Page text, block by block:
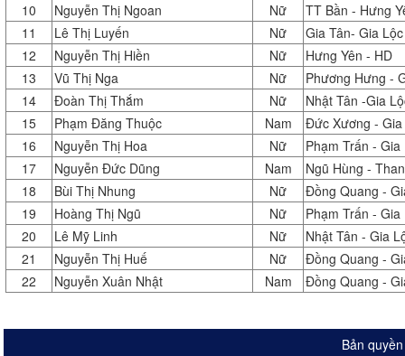
10
Nguyễn Thị Ngoan Nữ
TT Bần - Hưng
11
Lê Thị Luyến Nữ
Gia Tân- Gia
12
Nguyễn Thị Hiền Nữ
Hưng Yên - HD
13
Vũ Thị Nga Nữ
Phương Hưng -
14
Đoàn Thị Thắm Nữ
Nhật Tân -Gia
15
Phạm Đăng Thuộc Nam
Đức Xương -
16
Nguyễn Thị Hoa Nữ
Phạm Trấn -
17
Nguyễn Đức Dũng Nam
Ngũ Hùng -
18
Bùi Thị Nhung Nữ
Đồng Quang -
19
Hoàng Thị Ngũ Nữ
Phạm Trấn -
20
Lê Mỹ Linh Nữ
Nhật Tân - Gia
21
Nguyễn Thị Huế Nữ
Đồng Quang -
22
Nguyễn Xuân Nhật Nam Đồng Quang -
Bản